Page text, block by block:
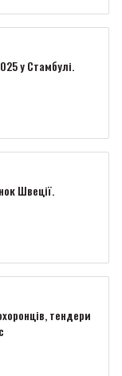
у Стамбулі.
Швеції.
тендери